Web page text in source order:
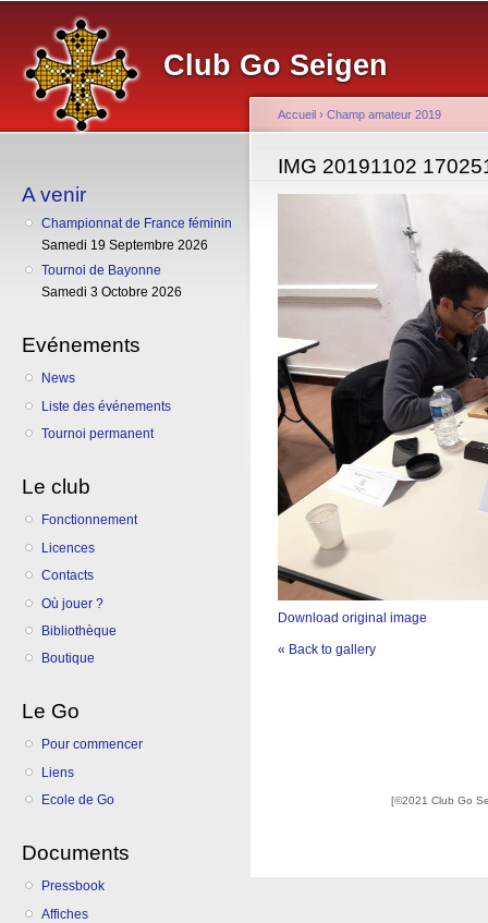
Club Go Seigen
A venir
Championnat de France féminin
Samedi 19 Septembre 2026
Tournoi de Bayonne
Samedi 3 Octobre 2026
Evénements
News
Liste des événements
Tournoi permanent
Le club
Fonctionnement
Licences
Contacts
Où jouer ?
Bibliothèque
Boutique
Le Go
Pour commencer
Liens
Ecole de Go
Documents
Pressbook
Affiches
Vous êtes ici
Accueil › Champ amateur 2019
IMG 20191102
Download original image
« Back to gallery
[©2021 Club Go